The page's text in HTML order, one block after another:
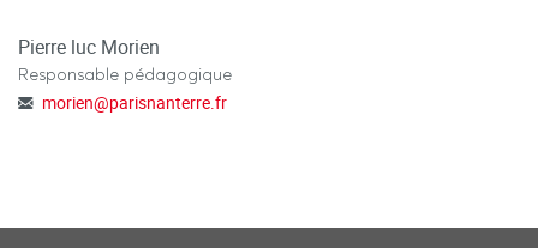
Pierre luc Morien
Responsable pédagogique
morien@parisnanterre.fr